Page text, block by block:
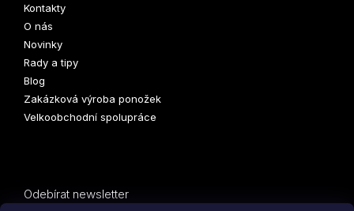
Kontakty
O nás
Novinky
Rady a tipy
Blog
Zakázková výroba ponožek
Velkoobchodní spolupráce
Odebírat newsletter